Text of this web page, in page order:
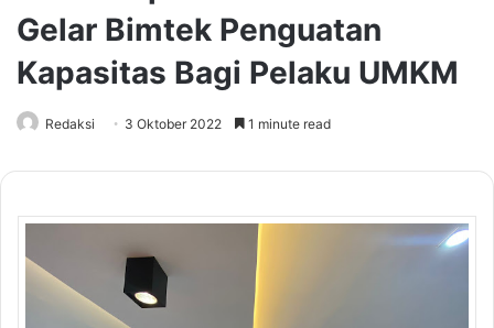
Gelar Bimtek Penguatan
Kapasitas Bagi Pelaku UMKM
Redaksi 3 Oktober 2022 1 minute read